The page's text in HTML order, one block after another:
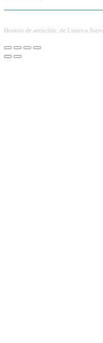
Horario de atención: de Lunes a